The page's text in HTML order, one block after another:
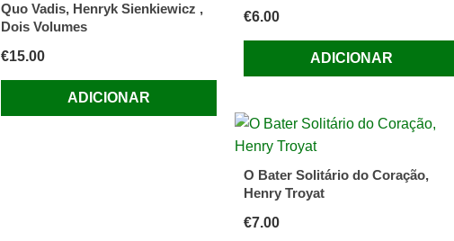
Matilde
Araújo
Quo Vadis, Henryk Sienkiewicz ,
Dois Volumes
€15.00
ADICIONAR
€6.00
ADICIONAR
O Bater Solitário do Coração,
Henry Troyat
€7.00